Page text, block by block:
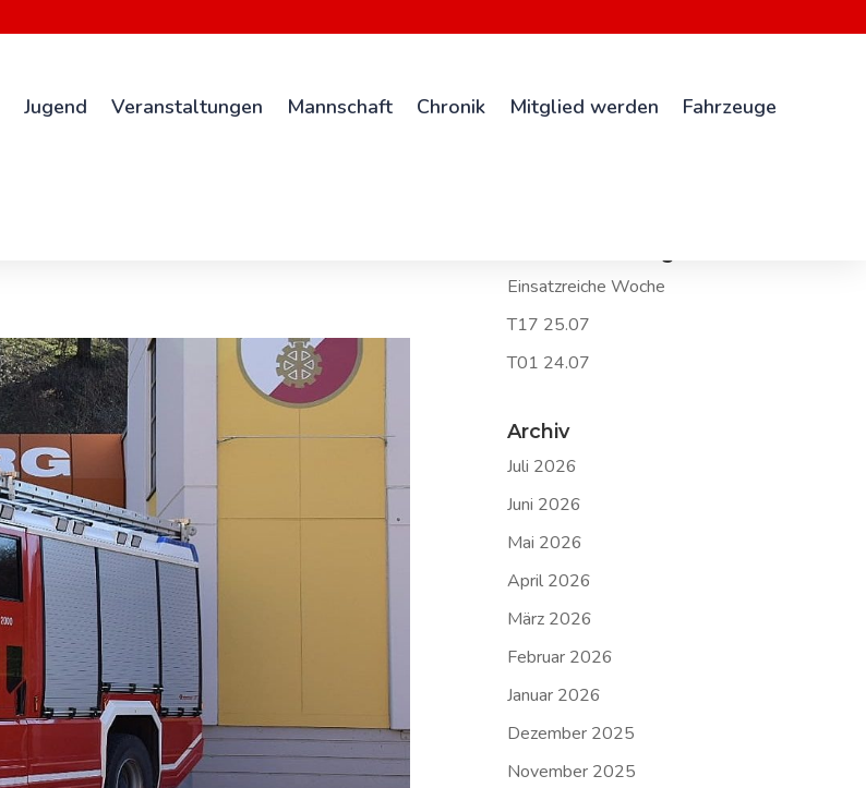
Jugend Veranstaltungen Mannschaft Chronik Mitglied werden Fahrzeuge
Einsatzreiche Woche
T17 25.07
T01 24.07
Archiv
Juli 2026
Juni 2026
Mai 2026
April 2026
März 2026
Februar 2026
Januar 2026
Dezember 2025
November 2025